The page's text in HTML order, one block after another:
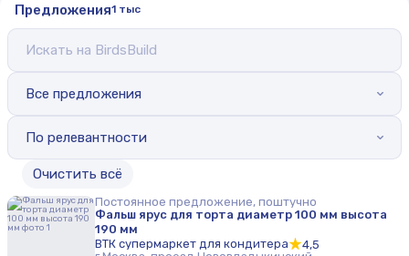
Предложения1 тыс
Все предложения
По релевантности
Oчистить всё
Постоянное предложение, поштучно
Фальш ярус для торта диаметр 100 мм высота
190 мм
ВТК супермаркет для кондитера
4,5